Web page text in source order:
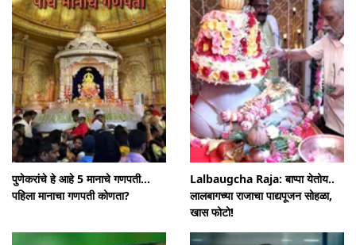
पुणेकरांचे हे आहे 5 मानाचे गणपती...
पहिला मानाचा गणपती कोणता?
Lalbaugcha Raja: बाप्पा येतोय..
लालबागच्या राजाचा पाद्यपूजन सोहळा,
खास फोटो!